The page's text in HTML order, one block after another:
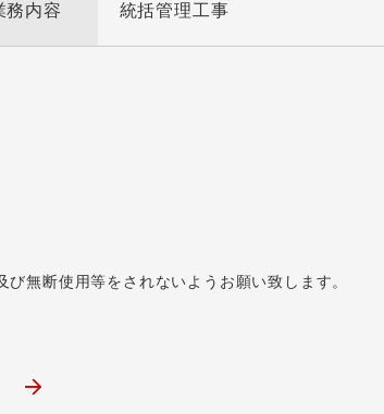
務内容 統括管理工事
無断使用等をされないようお願い致します。